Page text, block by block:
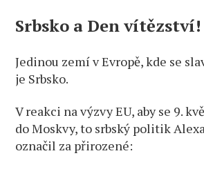
Srbsko a Den vítězství!
Jedinou zemí v Evropě, kde se
je Srbsko.
V reakci na výzvy EU, aby se 9.
do Moskvy, to srbský politik
označil za přirozené: